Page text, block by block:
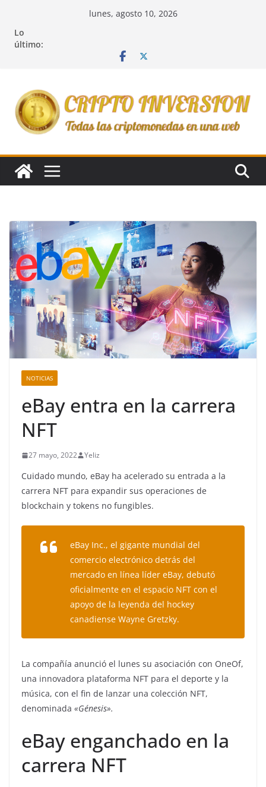
contenido
lunes, agosto 10, 2026
Lo
último:
NOTICIAS
eBay entra en la carrera
NFT
27 mayo, 2022 Yeliz
Cuidado mundo, eBay ha acelerado su entrada a la
carrera NFT para expandir sus operaciones de
blockchain y tokens no fungibles.
eBay Inc., el gigante mundial del
comercio electrónico detrás del
mercado en línea líder eBay, debutó
oficialmente en el espacio NFT con el
apoyo de la leyenda del hockey
canadiense Wayne Gretzky.
La compañía anunció el lunes su asociación con OneOf,
una innovadora plataforma NFT para el deporte y la
música, con el fin de lanzar una colección NFT,
denominada «Génesis».
eBay enganchado en la
carrera NFT